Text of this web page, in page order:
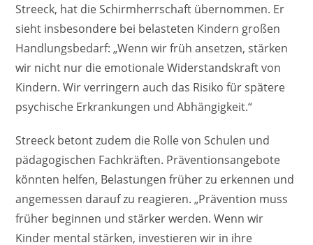
Streeck, hat die Schirmherrschaft übernommen. Er
sieht insbesondere bei belasteten Kindern großen
Handlungsbedarf: „Wenn wir früh ansetzen, stärken
wir nicht nur die emotionale Widerstandskraft von
Kindern. Wir verringern auch das Risiko für spätere
psychische Erkrankungen und Abhängigkeit.“
Streeck betont zudem die Rolle von Schulen und
pädagogischen Fachkräften. Präventionsangebote
könnten helfen, Belastungen früher zu erkennen und
angemessen darauf zu reagieren. „Prävention muss
früher beginnen und stärker werden. Wenn wir
Kinder mental stärken, investieren wir in ihre